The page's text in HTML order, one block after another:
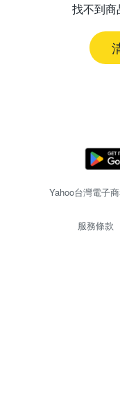
找不到商
Yahoo台灣電子
服務條款